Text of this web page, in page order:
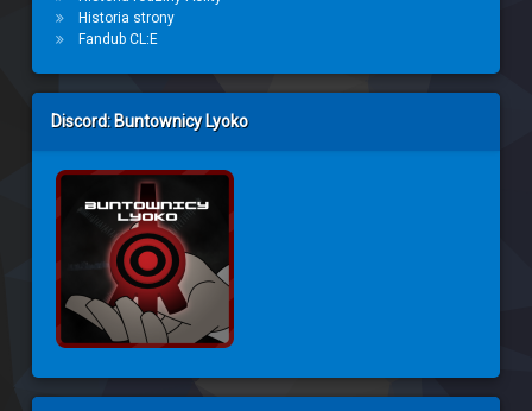
Historia strony
Fandub CL:E
Discord: Buntownicy Lyoko